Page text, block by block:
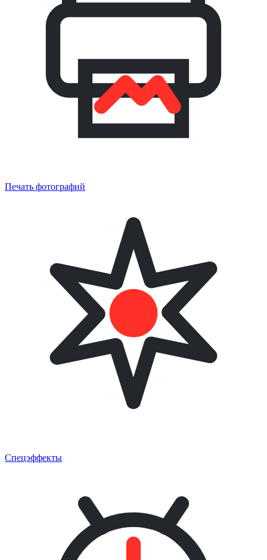
Печать фотографий
Спецэффекты